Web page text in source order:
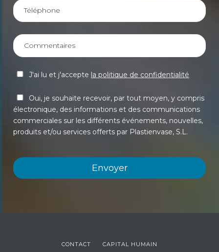
J'ai lu et j'accepte la politique de confidentialité
Oui, je souhaite recevoir, par tout moyen, y compris
électronique, des informations et des communications
commerciales sur les différents événements, nouvelles,
produits et/ou services offerts par Plastienvase, S.L.
CONTACT CAPITAL HUMAIN